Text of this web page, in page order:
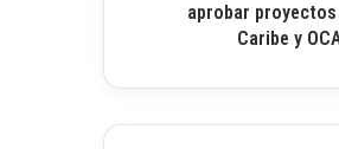
n
a
aprobar proyectos
Caribe y